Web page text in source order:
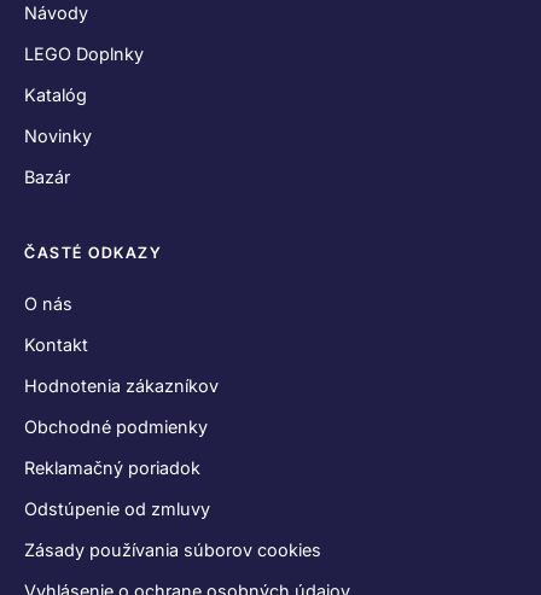
Návody
LEGO Doplnky
Katalóg
Novinky
Bazár
ČASTÉ ODKAZY
O nás
Kontakt
Hodnotenia zákazníkov
Obchodné podmienky
Reklamačný poriadok
Odstúpenie od zmluvy
Zásady používania súborov cookies
Vyhlásenie o ochrane osobných údajov